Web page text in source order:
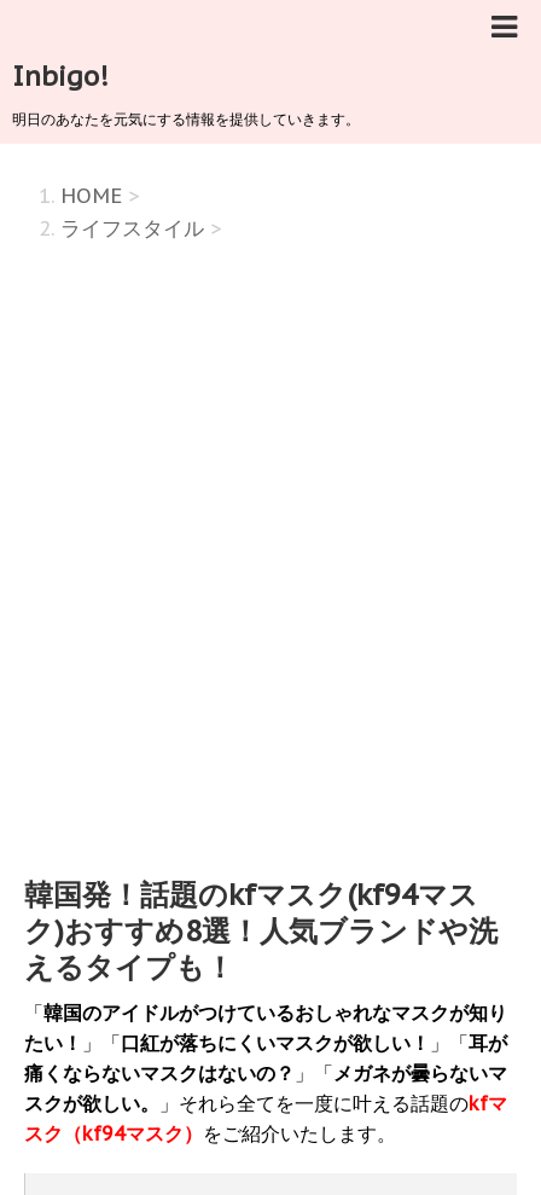
Inbigo!
明日のあなたを元気にする情報を提供していきます。
HOME >
ライフスタイル >
韓国発！話題のkfマスク(kf94マス
ク)おすすめ8選！人気ブランドや洗
えるタイプも！
「韓国のアイドルがつけているおしゃれなマスクが知り
たい！ 」「口紅が落ちにくいマスクが欲しい！ 」「耳が
痛くならないマスクはないの？ 」「メガネが曇らないマ
スクが欲しい。
」それら全てを一度に叶える話題のkfマ
スク（kf94マスク） をご紹介いたします。